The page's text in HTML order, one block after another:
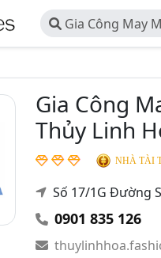
Gia Công May
Hoa - Công Ty
Gia Công
Thủy Linh
NHÀ TÀI
Số 17/1G Đường
0901 835 126